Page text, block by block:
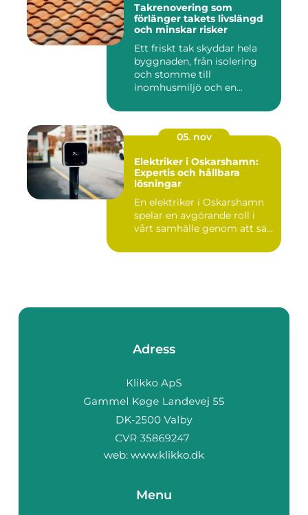
Takrenovering som
förlänger takets livslängd
och minskar risker
Ett friskt tak skyddar hela
byggnaden, från isolering
och stomme till
inomhusmiljö och en...
05. nov
Elektriker i Oskarshamn:
Expertis och hållbara
lösningar
En elektriker i Oskarshamn
spelar en avgörande roll i
vårt samhälle genom att sä...
Adress
web: www.klikko.dk
Menu